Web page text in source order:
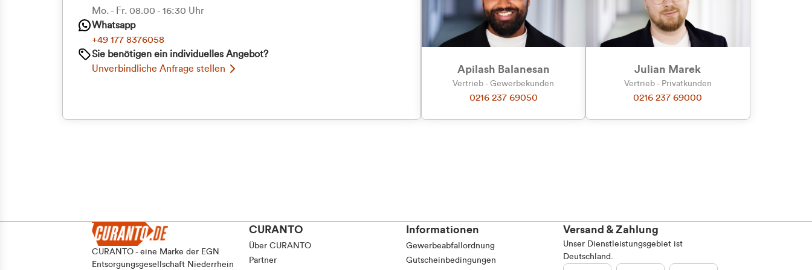
Einwilligungsauswahl
Statistiken Marketing
Mo. - Fr. 08.00 - 16:30 Uhr
Whatsapp
+49 177 8376058
Sie benötigen ein individuelles Angebot?
Unverbindliche Anfrage stellen
Apilash Balanesan
Vertrieb - Gewerbekunden
0216 237 69050
Julian Marek
Vertrieb - Privatkunden
0216 237 69000
CURANTO - eine Marke der EGN
Entsorgungsgesellschaft Niederrhein
CURANTO
Über CURANTO
Partner
Informationen
Gewerbeabfallordnung
Gutscheinbedingungen
Versand & Zahlung
Unser Dienstleistungsgebiet ist
Deutschland.